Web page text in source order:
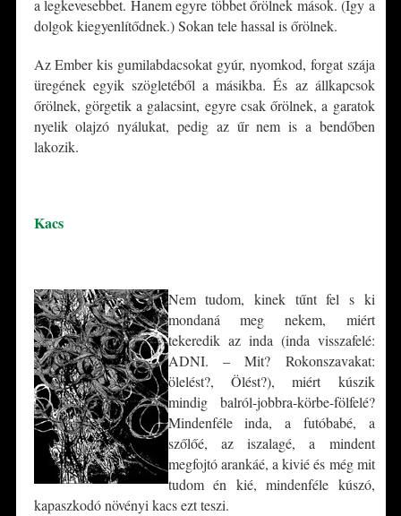
a legkevesebbet. Hanem egyre többet őrölnek mások. (Így a
dolgok kiegyenlítődnek.) Sokan tele hassal is őrölnek.
Az Ember kis gumilabdacsokat gyúr, nyomkod, forgat szája
üregének egyik szögletéből a másikba. És az állkapcsok
őrölnek, görgetik a galacsint, egyre csak őrölnek, a garatok
nyelik olajzó nyálukat, pedig az űr nem is a bendőben
lakozik.
Kacs
Nem tudom, kinek tűnt fel s ki
mondaná meg nekem, miért
tekeredik az inda (inda visszafelé:
ADNI. – Mit? Rokonszavakat:
ölelést?, Ölést?), miért kúszik
mindig balról-jobbra-körbe-fölfelé?
Mindenféle inda, a futóbabé, a
szőlőé, az iszalagé, a mindent
megfojtó arankáé, a kivié és még mit
tudom én kié, mindenféle kúszó,
kapaszkodó növényi kacs ezt teszi.